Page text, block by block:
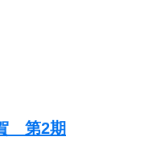
第2期